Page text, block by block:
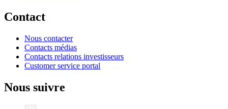
Contact
Nous contacter
Contacts médias
Contacts relations investisseurs
Customer service portal
Nous suivre